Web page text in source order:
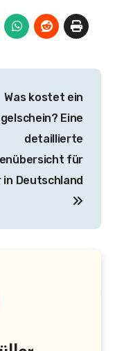
Was kostet ein
Eine
detaillierte
für
in Deutschland